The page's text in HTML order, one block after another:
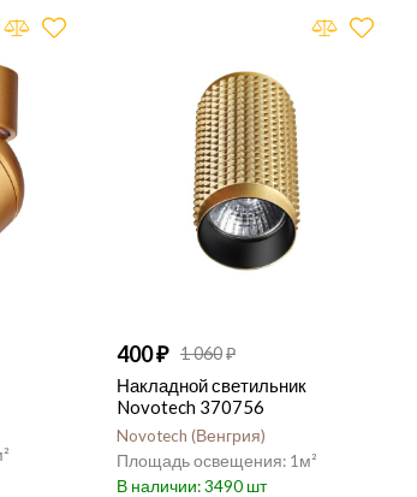
400 1 060
Накладной светильник
Novotech 370756
Novotech Венгрия
1
3490